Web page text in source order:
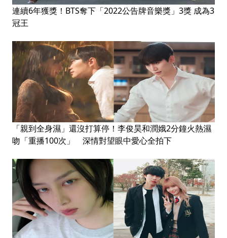
連續6年獲獎！BTS奪下「2022公告牌音樂獎」3獎 成為3
冠王
「親到全身濕」還沒打算停！李俊昊和潤娥2分鐘火熱濕
吻「重播100次」 深情對望眼中愛心全拍下